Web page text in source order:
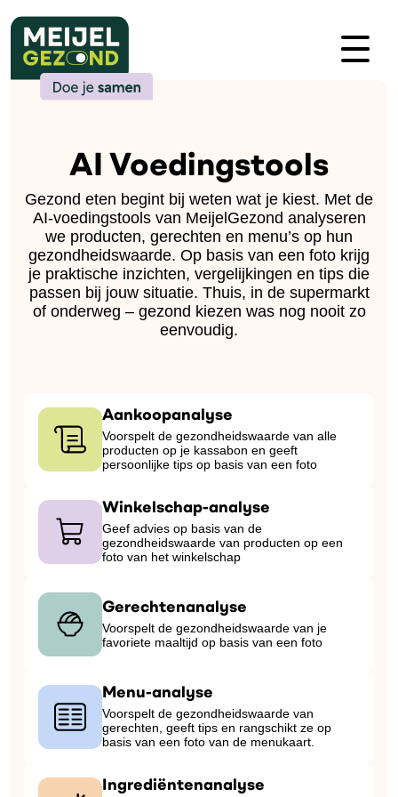
AI Voedingstools
Gezond eten begint bij weten wat je kiest. Met de
AI-voedingstools van MeijelGezond analyseren
we producten, gerechten en menu’s op hun
gezondheidswaarde. Op basis van een foto krijg
je praktische inzichten, vergelijkingen en tips die
passen bij jouw situatie. Thuis, in de supermarkt
of onderweg – gezond kiezen was nog nooit zo
eenvoudig.
Aankoopanalyse
Voorspelt de gezondheidswaarde van alle
producten op je kassabon en geeft
persoonlijke tips op basis van een foto
Winkelschap-analyse
Geef advies op basis van de
gezondheidswaarde van producten op een
foto van het winkelschap
Gerechtenanalyse
Voorspelt de gezondheidswaarde van je
favoriete maaltijd op basis van een foto
Menu-analyse
Voorspelt de gezondheidswaarde van
gerechten, geeft tips en rangschikt ze op
basis van een foto van de menukaart.
Ingrediëntenanalyse